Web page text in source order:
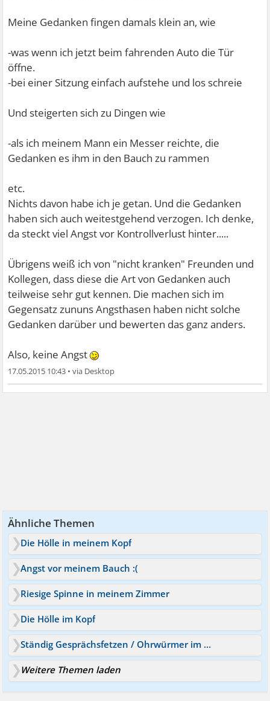
Meine Gedanken fingen damals klein an, wie
-was wenn ich jetzt beim fahrenden Auto die Tür
öffne.
-bei einer Sitzung einfach aufstehe und los schreie
Und steigerten sich zu Dingen wie
-als ich meinem Mann ein Messer reichte, die
Gedanken es ihm in den Bauch zu rammen
etc.
Nichts davon habe ich je getan. Und die Gedanken
haben sich auch weitestgehend verzogen. Ich denke,
da steckt viel Angst vor Kontrollverlust hinter.....
Übrigens weiß ich von "nicht kranken" Freunden und
Kollegen, dass diese die Art von Gedanken auch
teilweise sehr gut kennen. Die machen sich im
Gegensatz zununs Angsthasen haben nicht solche
Gedanken darüber und bewerten das ganz anders.
Also, keine Angst
17.05.2015 10:43 •
Ähnliche Themen
Die Hölle in meinem Kopf
Angst vor meinem Bauch :(
Riesige Spinne in meinem Zimmer
Die Hölle im Kopf
Ständig Gesprächsfetzen / Ohrwürmer im Kopf
Weitere Themen laden